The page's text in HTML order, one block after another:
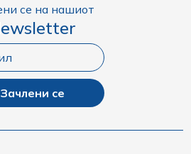
се на нашиот
Зачлени се